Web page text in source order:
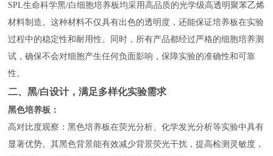
SPL生命科学黑/白细胞培养板均采用高品质的光学级高透明聚苯乙烯
材料制造。这种材料不仅具有出色的透明度，还能保证培养板在实验
过程中的稳定性和耐用性。同时，所有产品都经过严格的细胞培养测
试，确保不会对细胞产生任何负面影响，保障实验的准确性和可靠
性。
二、黑/白设计，满足多样化实验需求
黑色培养板：
高对比度观察：黑色培养板在荧光分析、化学发光分析等实验中具有
显著优势。其黑色背景能有效减少背景荧光干扰，提高检测灵敏度，